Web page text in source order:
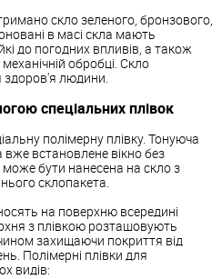
скло зеленого, бронзового,
в масі скла мають
до погодних впливів, а також
обробці. Скло
здоров'я людини.
спеціальних плівок
полімерну плівку. Тонуюча
встановлене вікно без
бути нанесена на скло з
склопакета.
на поверхню всередині
з плівкою розташовують
захищаючи покриття від
Полімерні плівки для
видів: